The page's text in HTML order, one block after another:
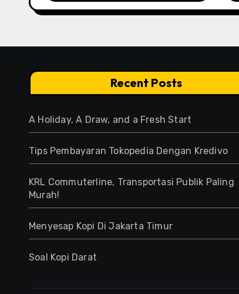
Recent Posts
A Holiday, A Draw, and a Fresh Start
Tips Pembayaran Tokopedia Dengan Kredivo
KRL Commuterline, Transportasi Publik Paling
Murah!
Menyesap Kopi Di Jakarta Timur
Soal Kopi Darat